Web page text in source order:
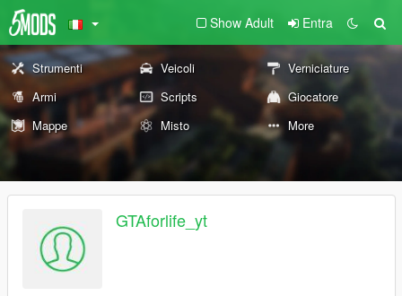
Show Adult Entra
Strumenti Veicoli
Verniciature
Armi
Scripts
Giocatore
Mappe
Misto More
GTAforlife_yt